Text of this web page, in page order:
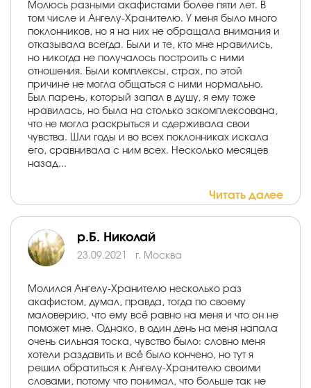
Молюсь разными акафистами более пяти лет. В
том числе и Ангелу-Хранителю. У меня было много
поклонников, но я на них не обращала внимания и
отказывала всегда. Были и те, кто мне нравились,
но никогда не получалось построить с ними
отношения. Были комплексы, страх, по этой
причине не могла общаться с ними нормально.
Был парень, который запал в душу, я ему тоже
нравилась, но была на столько закомплексована,
что не могла раскрыться и сдерживала свои
чувства. Шли годы и во всех поклонниках искала
его, сравнивала с ним всех. Несколько месяцев
назад...
Читать далее
р.Б. Николай
23.09.2021 г. Москва
Молился Ангелу-Хранителю несколько раз
акафистом, думал, правда, тогда по своему
маловерию, что ему всё равно на меня и что он не
поможет мне. Однако, в один день на меня напала
очень сильная тоска, чувство было: словно меня
хотели раздавить и всё было кончено, но тут я
решил обратиться к Ангелу-Хранителю своими
словами, потому что понимал, что больше так не